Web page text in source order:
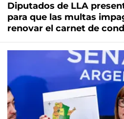
Diputados de LLA
para que las multas
renovar el carnet de